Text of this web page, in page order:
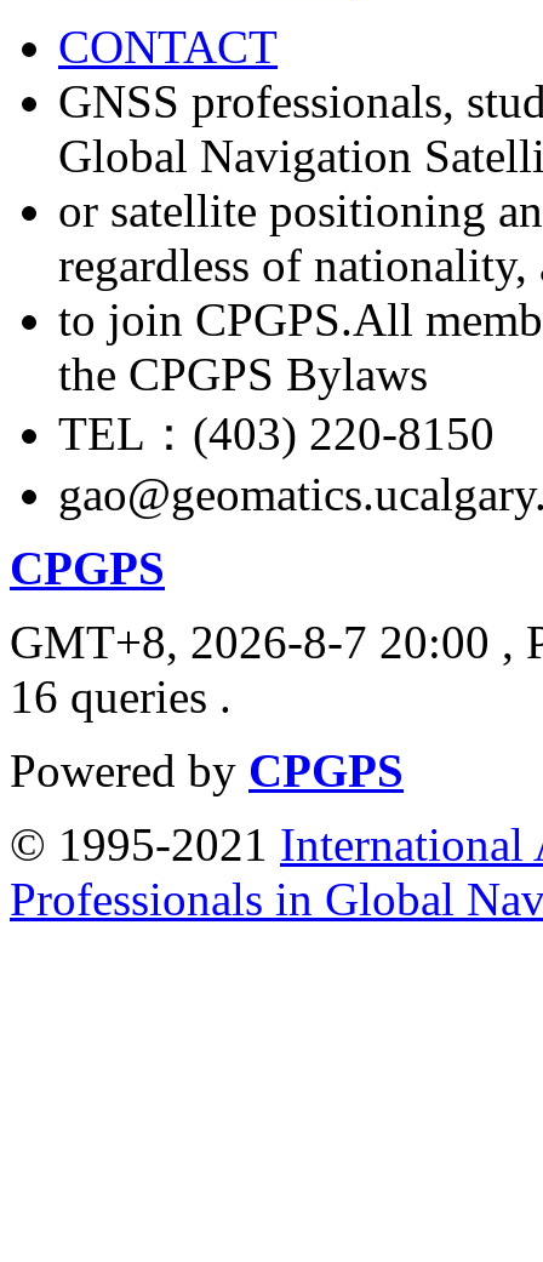
CONTACT
GNSS professionals,
Global Navigation
or satellite positioning
regardless of nationality,
to join CPGPS.All
the CPGPS Bylaws
TEL：(403) 220-8150
CPGPS
GMT+8, 2026-8-7 20:00 ,
16 queries .
Powered by CPGPS
© 1995-2021 International
Professionals in Global